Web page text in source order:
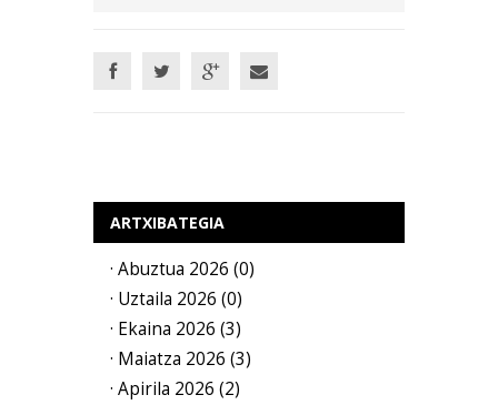
ARTXIBATEGIA
· Abuztua 2026 (0)
· Uztaila 2026 (0)
· Ekaina 2026 (3)
· Maiatza 2026 (3)
· Apirila 2026 (2)